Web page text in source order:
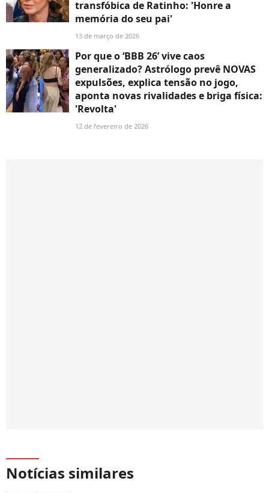
transfóbica de Ratinho: 'Honre a
memória do seu pai'
13 de março de 2026
Por que o ‘BBB 26’ vive caos
generalizado? Astrólogo prevê NOVAS
expulsões, explica tensão no jogo,
aponta novas rivalidades e briga física:
'Revolta'
12 de fevereiro de 2026
Notícias similares